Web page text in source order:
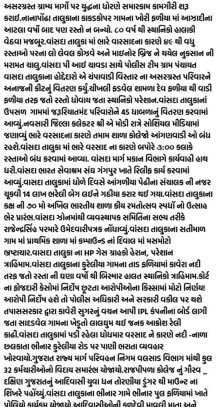
અસરગ્રસ્ત ગ્રામ્ય માર્ગો પર યુદ્ધના ધોરણે સમારકામ કામગીરી શરૂ
કરાઈ.નાનાપોંઢા તાલુકાના કાકડકોપર ગામના ખોરી ફળીયા માં આઝાદીના
આટલા વર્ષો બાદ પણ રસ્તો ન બન્યો. ૮૦‌ વર્ષ થી સ્થાનિકો હાલાકી
વેઠવા મજબૂર.વાંસદા તાલુકા માં ભારે વારસાદના કારણે ૪૯ થી વધુ
રસ્તાઓ પરના લો લેવલ કોઝવે અને માઇનોર બ્રિજ ને થયેલ નુકસાન ની
મરામત ચાલુ.વાંસદા પી આઈ ચાવડા સાથે પોલીસ ટીમ ગ્રામ પંચાયત
વાસદા તાલુકાના હોદ્દેદારો એ ચંપાવાડી વિસ્તાર ના અસરગ્રસ્ત પરિવારને
અનાજની કીટનું વિતરણ કર્યું.ચીખલી ફડવેલ શામળા દેવ ફળીયા થી વાડી
ફળીયા તરફ જતો રસ્તો ધોવાય જતા સ્થાનિકો પરેશાન.વાંસદા તાલુકાનાં
ઉપસળ ગામમાં જરૂરિયાતમંદ પરિવારોને 45 ધાબળાનું વિતરણ કરવામાં
આવ્યું.નવસારી જિલ્લા કલેકટર શ્રી એ મોડી રાત્રે સોશિયલ મીડિયામાં
જણાવ્યું ભારે વરસાદના કારણે તમામ શાળા કોલેજો આંગણવાડી ઓ બંધ
રહશે.વાંસદા તાલુકા માં ભારે વરસાદ ના કારણે બપોરે ૩:૦૦ કલાકે
રસ્તાઓ બંધ કરવામાં આવ્યા. વાંસદા માર્ગ મકાન વિભાગે કાર્યવાહી હાથ
ધરી.વાંસદા ભારત સેવાશ્રમ સંઘ ગંગપુર ખાતે રિલીફ કાર્ય કરવામાં
આવ્યું.વાસદા તાલુકામાં ધોળે દિવસે આંગળીયા પેઢીના સંચાલક ની નજર
ચૂકવી 14 લાખ ભરેલી બેગ લઈને ગઠીયા કરાર થઈ ગયા.વાંસદા તાલુકાના
કક્ષ ની ૭૦ મો અખિલ ભારતીય શાળા કીય રમતોત્સવ સ્પધૉ નો ઉત્સાહ
ભેર પ્રારંભ.વાંસદા ઝોનમાંથી વ્યવસ્થાપક સમિતિના સભ્ય તરીકે
રાજેન્દ્રસિંહ પરમારે ઉમેદવારીપત્રક નોંધાવ્યું.વાંસદા તાલુકાના સતીમાળ
ગામ માં પ્રાથમિક શાળા માં કમ્પાઉન્ડ નાં દિવાલ માં મસમોટો
ભ્રષ્ટાચાર.વાસદા તાલુકા ના HP ગેસ ગ્રાહકો હેરાન, પરેશાન
ત્રાહિમામ.વાંસદા તાલુકાના કુરેલીયા ગામના તાડ ફળિયામાં કાવેરા નદી
તરફ જતો રસ્તા ની ઘણા વર્ષો થી બિસ્માર હાલત સ્થાનિકો ત્રાહિમામ.કોર્ટ
ના ફોજદારી કેસોમાં નિર્દોષ છૂટતા આરોપીઓના કિસ્સામાં મોટો નિર્ણય!
આરોપી નિર્દોષ હશે તો પોલીસ અધિકારી અને સરકારી વકીલ પર થશે
તપાસસરકાર દ્વારા કાવેરી સુગરનું વચન આપી IPL કંપનીના બોર્ડ લાગી
જતા સાદડવેલ ગામના ખેડૂતો લાલઘુમ થઈ જનક આક્રોશ રેલી
કાઢી.વાંસદા તાલુકામાં પડી રહેલા ધોધમાર વરસાદ ને કારણે નદી -નાળા
છલકાતા ભીનાર કુરેલીયા રોડ પર પાણી ભરાતા વ્યવહાર
ખોરવાયો.ગુજરાત રાજ્ય માર્ગ પરિવહન નિગમ વલસાડ વિભાગ માંથી કુલ
32 કર્મચારીઓનો વિદાય સમારંભ યોજાયો.રાજપીપળા કોલેજ નું ગૌરવ _
દક્ષિણ ગુજરાતનું આદિવાસી યુવા ધન તોરણીયા ડુંગર થી માઉન્ટ ના
શિખરે પહોંચ્યું.વાંસદા તાલુકાના ભીનાર ગામે ભીનાર પુલ ફળિયામાં ખાતે